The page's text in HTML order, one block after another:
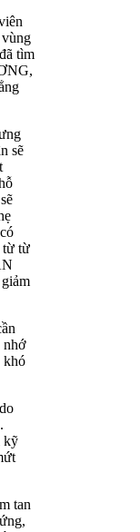
tìm
sẽ
từ từ
nhớ
khó
kỹ
tan